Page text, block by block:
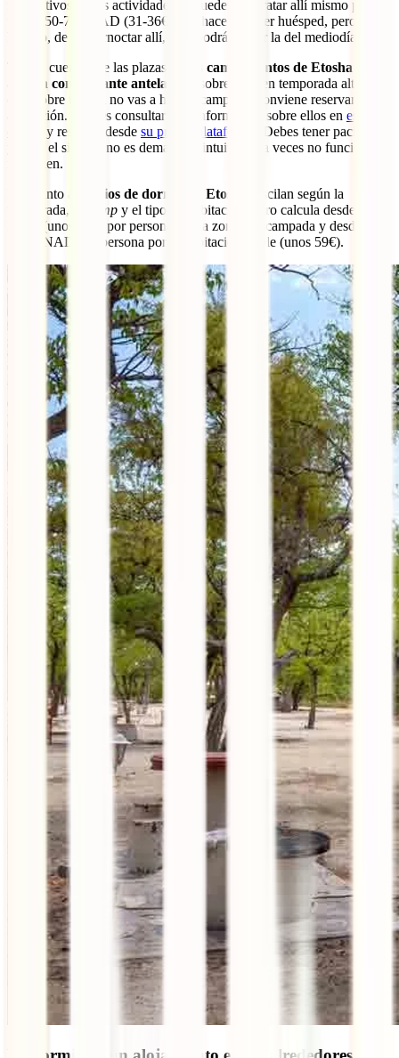
más activos. Estas actividades se pueden contratar allí mismo por
unos 650-750 NAD (31-36€). No hace falta ser huésped, pero, por
horario, de no pernoctar allí, solo podrás hacer la del mediodía.
Ten en cuenta que las plazas en
los campamentos de Etosha se
agotan con bastante antelación
, sobre todo en temporada alta. Por
ello, sobre todo si no vas a hacer acampada, conviene reservar con
antelación. Puedes consultar más información sobre ellos en este
y reservar desde su propia plataforma
. Debes tener paciencia,
ya que el sistema no es demasiado intuitivo y a veces no funciona
muy bien.
En cuanto a
precios de dormir en Etosha
, oscilan según la
temporada, el
camp y el tipo de habitación, pero calcula desde 420
NAD (unos 20€) por persona por la zona de acampada y desde
1.220 NAD por persona por la habitación doble (unos 59€).